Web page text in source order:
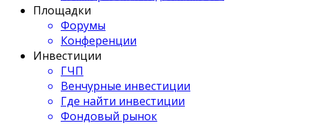
Площадки
Форумы
Конференции
Инвестиции
ГЧП
Венчурные инвестиции
Где найти инвестиции
Фондовый рынок